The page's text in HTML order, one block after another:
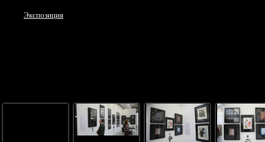
Экспозиция